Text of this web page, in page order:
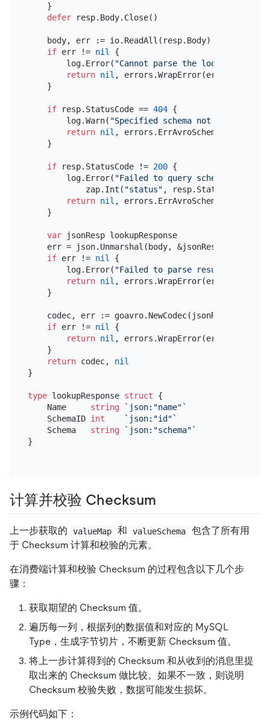
    }
defer resp.Body.Close()
    body, err := io.ReadAll(resp.Body)
if err != nil
{
        log.Error(
"Cannot parse the lookup schema
return nil ,
    }
if resp.StatusCode == 404 {
        log.Warn(
"Specified schema not found in
return nil ,
    }
if resp.StatusCode != 200 {
        log.Error(
"Failed to query schema from
            zap.Int(
"status" , resp.StatusCode),
return nil ,
    }
var jsonResp lookupResponse
    err = json.Unmarshal(body, &jsonResp)
if err != nil
{
        log.Error(
"Failed to parse result from
return nil ,
    }
    codec, err := goavro.NewCodec(jsonResp.Schema)
if err != nil
{
return nil ,
    }
return codec, nil
}
type lookupResponse struct {
    Name
string
`json:"name"`
    SchemaID
int
`json:"id"`
    Schema
string
`json:"schema"`
}
计算并校验 Checksum
上一步获取的 valueMap 和 valueSchema
包含了所有用
于 Checksum 计算和校验的元素。
在消费端计算和校验 Checksum 的过程包含以下几个步
骤：
获取期望的 Checksum 值。
遍历每一列，根据列的数据值和对应的 MySQL
Type，生成字节切片，不断更新 Checksum 值。
将上一步计算得到的 Checksum 和从收到的消息里提
取出来的 Checksum 做比较。如果不一致，则说明
Checksum 校验失败，数据可能发生损坏。
示例代码如下：